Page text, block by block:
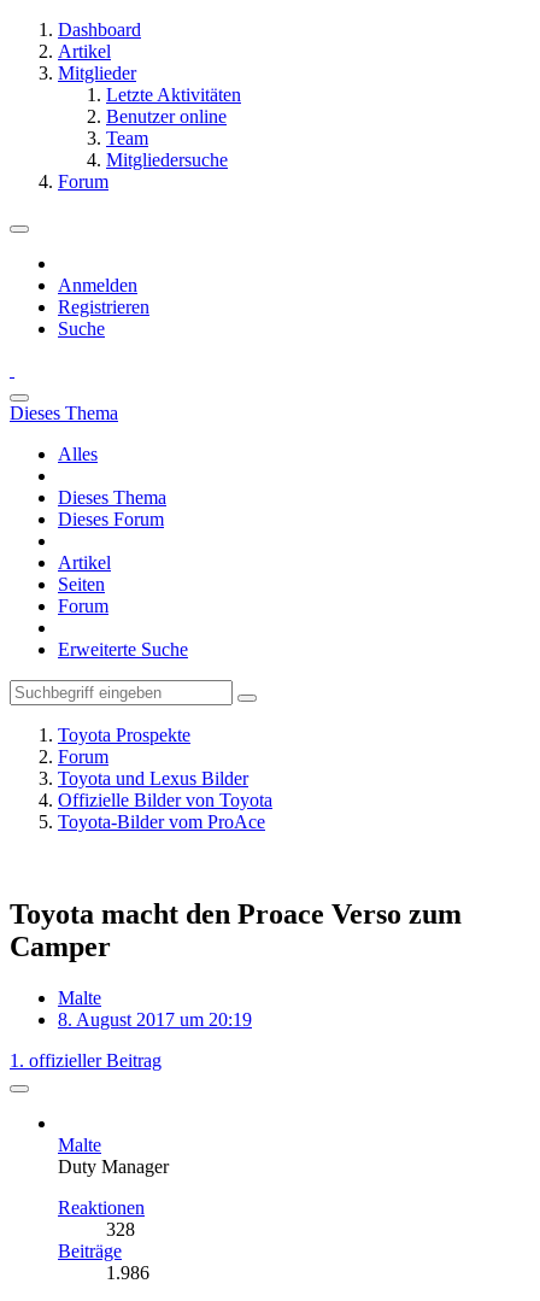
Dashboard
Artikel
Mitglieder
Letzte Aktivitäten
Benutzer online
Team
Mitgliedersuche
Forum
Anmelden
Registrieren
Suche
Dieses Thema
Alles
Dieses Thema
Dieses Forum
Artikel
Seiten
Forum
Erweiterte Suche
Toyota Prospekte
Forum
Toyota und Lexus Bilder
Offizielle Bilder von Toyota
Toyota-Bilder vom ProAce
Toyota macht den Proace Verso zum
Camper
Malte
8. August 2017 um 20:19
1. offizieller Beitrag
Malte
Duty Manager
Reaktionen
328
Beiträge
1.986